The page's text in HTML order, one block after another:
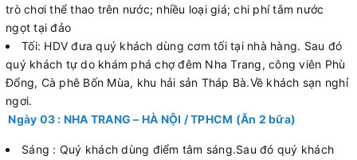
trò chơi thể thao trên nước; nhiều loại giá; chi phí tắm nước
ngọt tại đảo
Tối: HDV đưa quý khách dùng cơm tối tại nhà hàng. Sau đó
quý khách tự do khám phá chợ đêm Nha Trang, công viên Phù
Đổng, Cà phê Bốn Mùa, khu hải sản Tháp Bà.Về khách sạn nghỉ
ngơi.
Ngày 03 : NHA TRANG – HÀ NỘI / TPHCM (Ăn 2 bữa)
Sáng : Quý khách dùng điểm tâm sáng.Sau đó quý khách